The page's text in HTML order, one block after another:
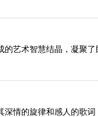
艺术智慧结晶，凝聚
情的旋律和感人的歌